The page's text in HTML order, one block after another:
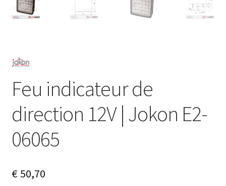
Feu indicateur de
direction 12V | Jokon E2-
06065
€50,70